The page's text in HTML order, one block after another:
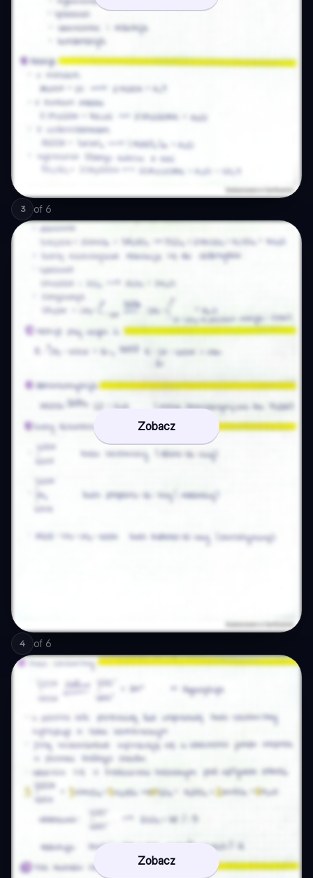
3 of 6
Zobacz
4 of 6
Zobacz